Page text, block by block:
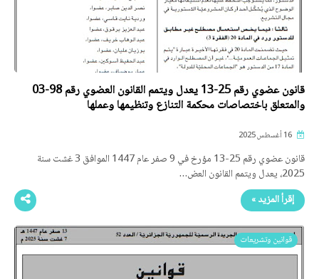
قانون عضوي رقم 25-13 يعدل ويتمم القانون العضوي رقم 98-03
والمتعلق باختصاصات محكمة التنازع وتنظيمها وعملها
قانون عضوي رقم 25-13 مؤرخ في 9 صفر عام 1447 الموافق 3 غشت سنة
2025، يعدل ويتمم القانون العض…
إقرأ المزيد »
قوانين وتشريعات